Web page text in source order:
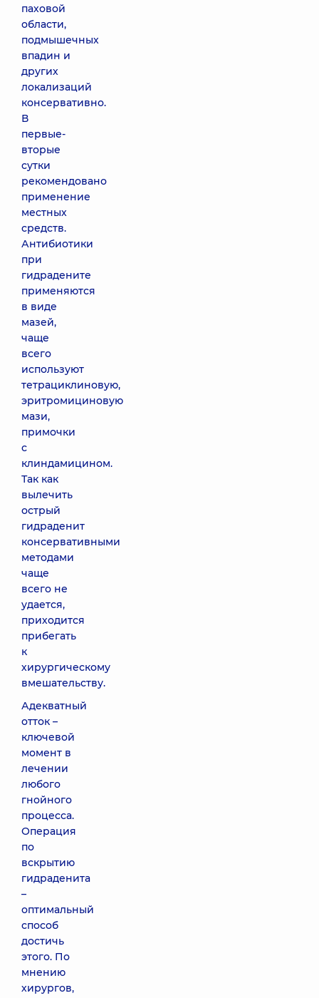
паховой
области,
подмышечных
впадин и
других
локализаций
консервативно.
В
первые-
вторые
сутки
рекомендовано
применение
местных
средств.
Антибиотики
при
гидрадените
применяются
в виде
мазей,
чаще
всего
используют
тетрациклиновую,
эритромициновую
мази,
примочки
с
клиндамицином.
Так как
вылечить
острый
гидраденит
консервативными
методами
чаще
всего не
удается,
приходится
прибегать
к
хирургическому
вмешательству.
Адекватный
отток –
ключевой
момент в
лечении
любого
гнойного
процесса.
Операция
по
вскрытию
гидраденита
–
оптимальный
способ
достичь
этого. По
мнению
хирургов,